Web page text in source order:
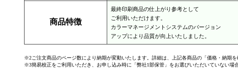
商品特徴
最終印刷商品の仕上がり参考として
ご利用いただけます。
カラーマネージメントシステムのバージョン
アップにより品質が向上いたしました。
※2ご注文商品のページ数により納期が変動いたします。詳細は、上記各商品の「価格・納期
※3簡易校正をご利用いただき、お申し込み時に「弊社1部保管」をお選びいただいていない場